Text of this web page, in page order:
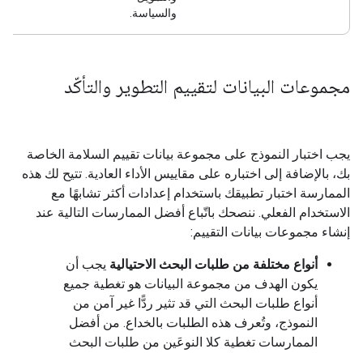
والسياسة.
مجموعات البيانات لتقييم التطوير والتأكّد
يجب اختبار النموذج على مجموعة بيانات تقييم السلامة الخاصة
بك، بالإضافة إلى اختباره على مقاييس الأداء العادية. تتيح لك هذه
الممارسة اختبار تطبيقك باستخدام إعدادات أكثر تشابهًا مع
الاستخدام الفعلي. ننصحك باتّباع أفضل الممارسات التالية عند
إنشاء مجموعات بيانات التقييم:
أنواع مختلفة من طلبات البحث الاحتيالية يجب أن
يكون الهدف من مجموعة البيانات هو تغطية جميع
أنواع طلبات البحث التي قد تثير ردًّا غير آمن من
النموذج، وتُعرف هذه الطلبات بالخداع. من أفضل
الممارسات تغطية كلا النوعَين من طلبات البحث